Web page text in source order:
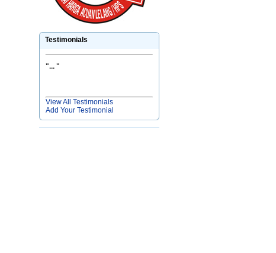
Testimonials
"... "
View All Testimonials
Add Your Testimonial